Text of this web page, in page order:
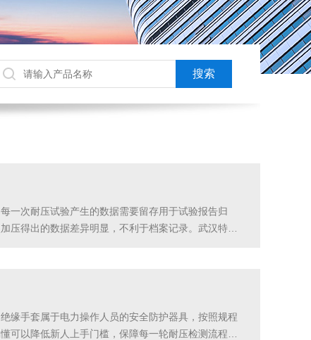
一次耐压试验产生的数据需要留存用于试验报告归
得出的数据差异明显，不利于档案记录。武汉特高
缘手套属于电力操作人员的安全防护器具，按照规程
以降低新人上手门槛，保障每一轮耐压检测流程规